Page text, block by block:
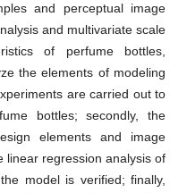
and perceptual image
and multivariate scale
of perfume bottles,
the elements of modeling
are carried out to
bottles; secondly, the
elements and image
linear regression analysis of
model is verified; finally,